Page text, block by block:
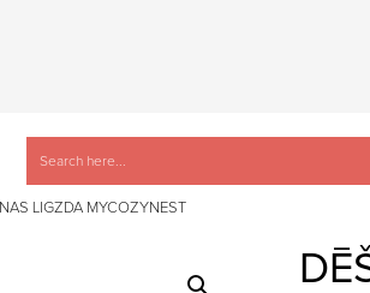
LIGZDA MYCOZYNEST